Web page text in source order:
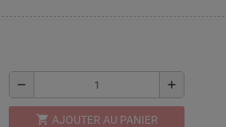
remove add
shopping_cart AJOUTER AU PANIER